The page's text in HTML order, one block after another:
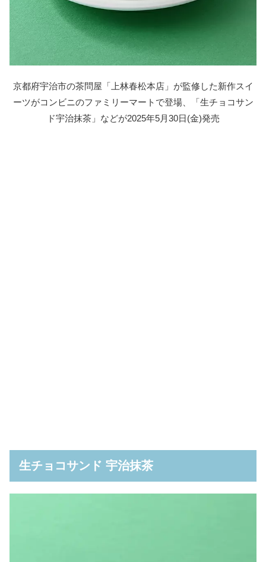
京都府宇治市の茶問屋「上林春松本店」が監修した新作スイ
ーツがコンビニのファミリーマートで登場、「生チョコサン
ド宇治抹茶」などが2025年5月30日(金)発売
生チョコサンド 宇治抹茶